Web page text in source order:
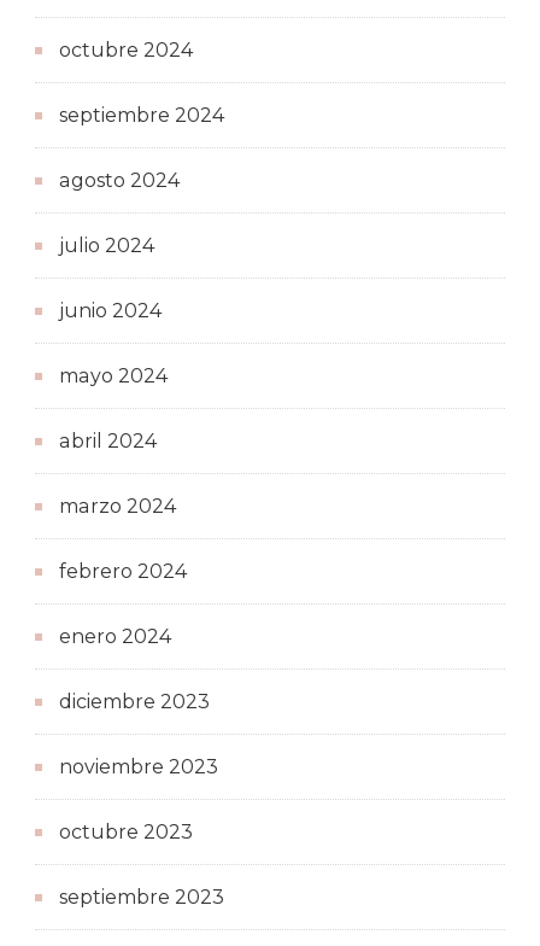
octubre 2024
septiembre 2024
agosto 2024
julio 2024
junio 2024
mayo 2024
abril 2024
marzo 2024
febrero 2024
enero 2024
diciembre 2023
noviembre 2023
octubre 2023
septiembre 2023